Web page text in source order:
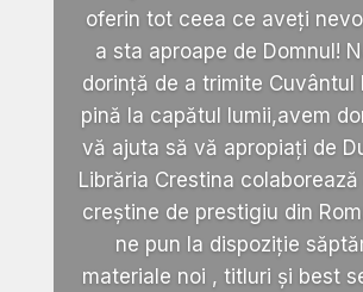
oferin tot ceea ce aveți
a sta aproape de Domnul!
dorință de a trimite Cuvântul
pină la capătul lumii,avem
vă ajuta să vă apropiați de
Librăria Crestina
creștine de prestigiu din
ne pun la dispoziție
materiale noi , titluri și best